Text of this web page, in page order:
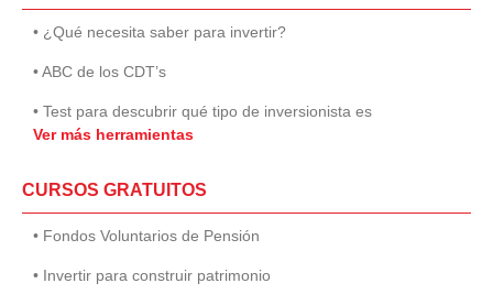
• ¿Qué necesita saber para invertir?
• ABC de los CDT’s
• Test para descubrir qué tipo de inversionista es
Ver más herramientas
CURSOS GRATUITOS
• Fondos Voluntarios de Pensión
• Invertir para construir patrimonio